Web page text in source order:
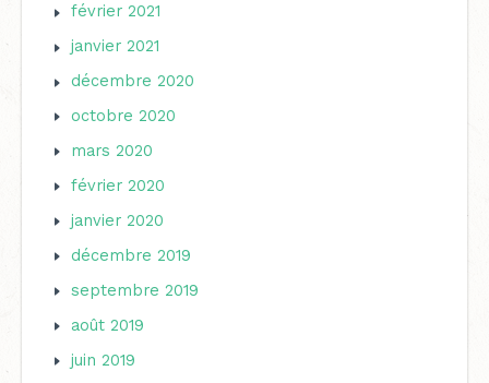
février 2021
janvier 2021
décembre 2020
octobre 2020
mars 2020
février 2020
janvier 2020
décembre 2019
septembre 2019
août 2019
juin 2019